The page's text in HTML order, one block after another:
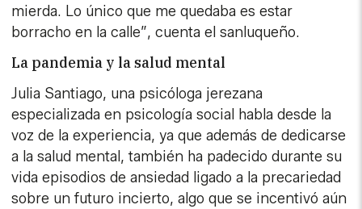
mierda. Lo único que me quedaba es estar
borracho en la calle”, cuenta el sanluqueño.
La pandemia y la salud mental
Julia Santiago, una psicóloga jerezana
especializada en psicología social habla desde la
voz de la experiencia, ya que además de dedicarse
a la salud mental, también ha padecido durante su
vida episodios de ansiedad ligado a la precariedad
sobre un futuro incierto, algo que se incentivó aún